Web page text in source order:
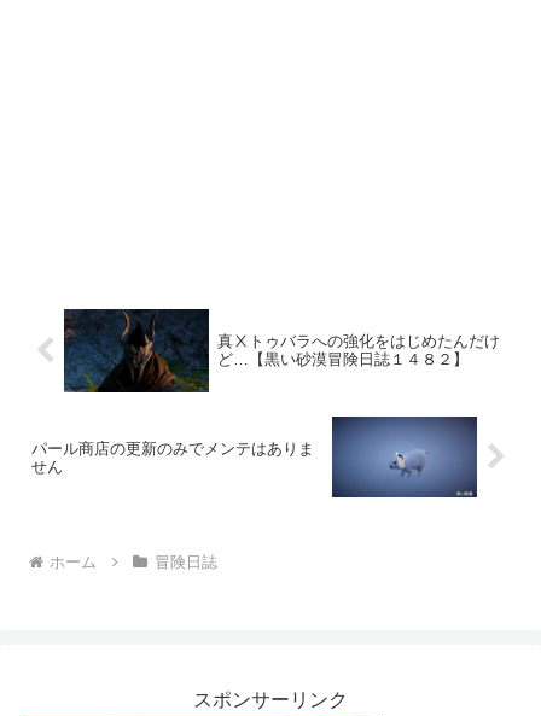
真Ⅹトゥバラへの強化をはじめたんだけ
ど…【黒い砂漠冒険日誌１４８２】
パール商店の更新のみでメンテはありま
せん
ホーム 冒険日誌
スポンサーリンク